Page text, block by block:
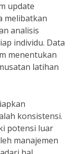
update
melibatkan
analisis
individu. Data
menentukan
latihan
konsistensi.
potensi luar
manajemen